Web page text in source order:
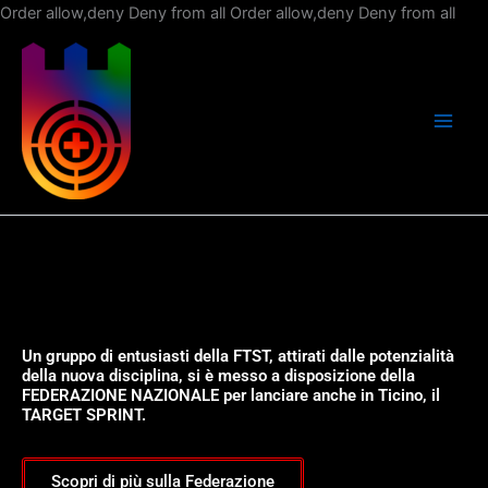
Order allow,deny Deny from all Order allow,deny Deny from allVai
Un gruppo di entusiasti della FTST, attirati dalle potenzialità
della nuova disciplina, si è messo a disposizione della
FEDERAZIONE NAZIONALE per lanciare anche in Ticino, il
TARGET SPRINT.
Scopri di più sulla Federazione